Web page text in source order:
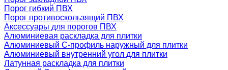
Порог гибкий ПВХ
Порог противоскользящий ПВХ
Аксессуары для порогов ПВХ
Алюминиевая раскладка для плитки
Алюминиевый С-профиль наружный для плитки
Алюминиевый внутренний угол для плитки
Латунная раскладка для плитки